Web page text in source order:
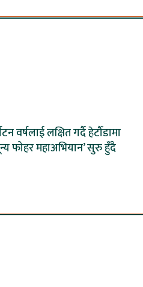
वर्षलाई लक्षित गर्दै हेटौँडामा
फोहर महाअभियान’ सुरु हुँदै